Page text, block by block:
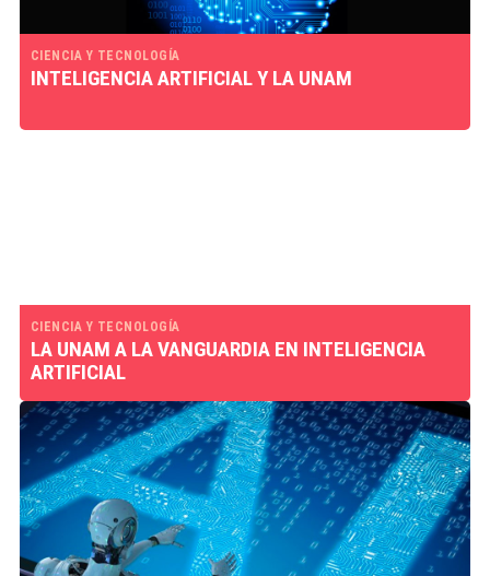
CIENCIA Y TECNOLOGÍA
INTELIGENCIA ARTIFICIAL Y LA UNAM
CIENCIA Y TECNOLOGÍA
LA UNAM A LA VANGUARDIA EN INTELIGENCIA
ARTIFICIAL